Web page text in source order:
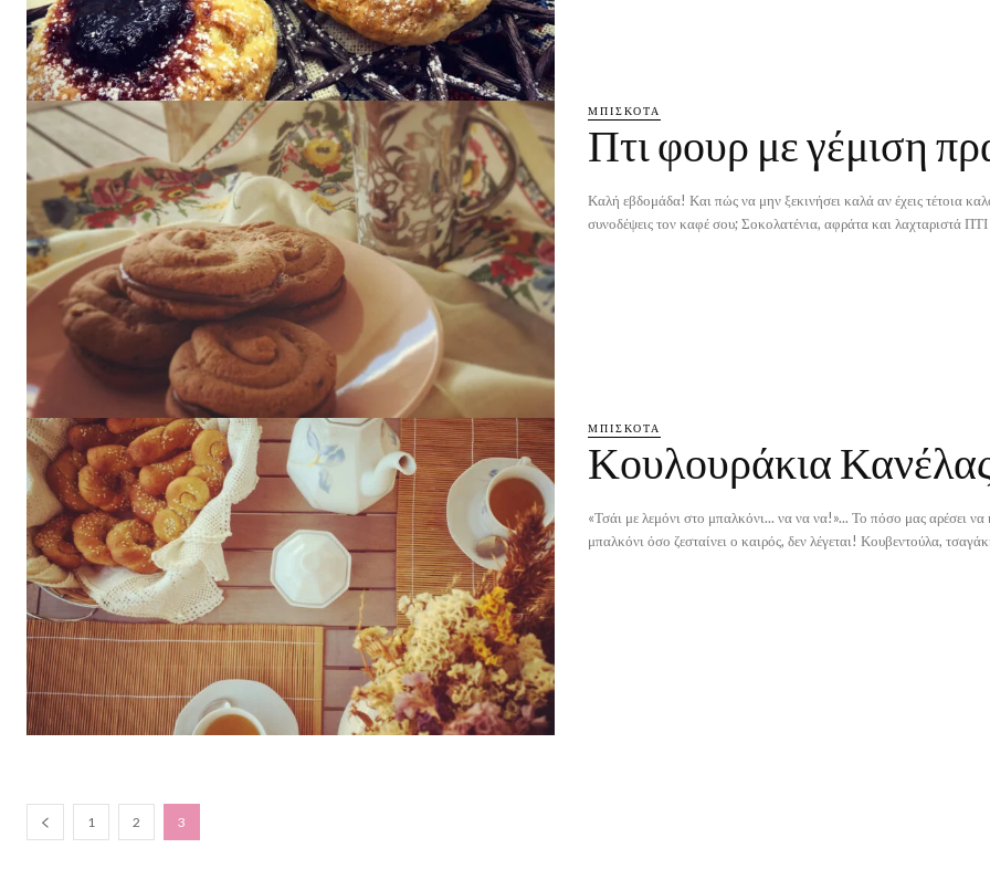
ΜΠΙΣΚΌΤΑ
Πτι φουρ με γέμιση
Καλή εβδομάδα! Και πώς να μην ξεκινήσει καλά αν έχεις τέτοια
συνοδέψεις τον καφέ σου; Σοκολατένια, αφράτα και λαχταριστά
ΜΠΙΣΚΌΤΑ
Κουλουράκια
«Τσάι με λεμόνι στο μπαλκόνι... να να να!»... Το πόσο μας αρέσει
μπαλκόνι όσο ζεσταίνει ο καιρός, δεν λέγεται! Κουβεντούλα,
1 2 3